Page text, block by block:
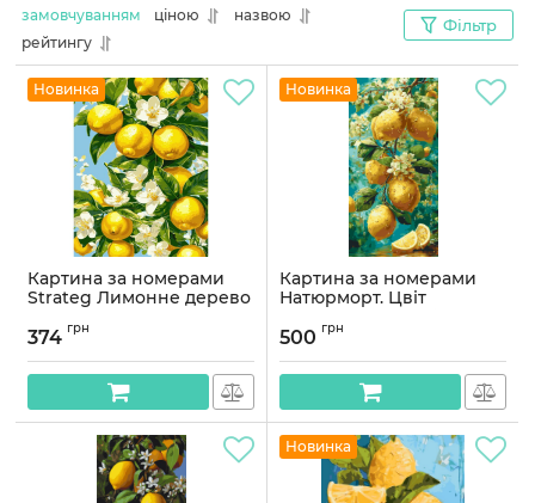
замовчуванням ціною
назвою
рейтингу
Фільтр
Новинка
Картина за номерами
Strateg Лимонне дерево
Артикул:
374 грн
Новинка
Картина за номерами
Натюрморт. Цвіт
см Орігамі LW 5198
Артикул:LW5198
500 грн
Новинка